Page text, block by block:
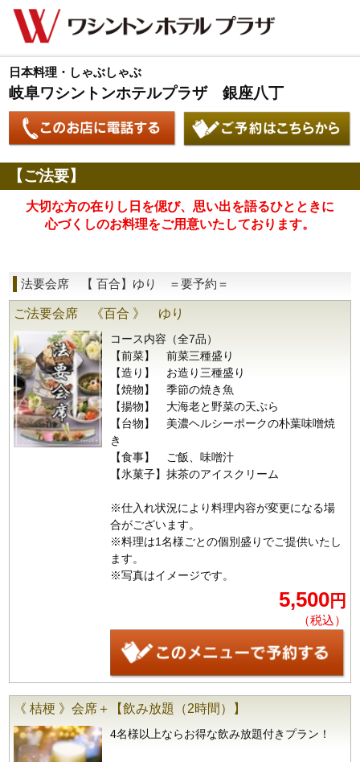
日本料理・しゃぶしゃぶ
岐阜ワシントンホテルプラザ 銀座八丁
【ご法要】
大切な方の在りし日を偲び、思い出を語るひとときに
心づくしのお料理をご用意いたしております。
法要会席 【 百合】ゆり ＝要予約＝
ご法要会席 《百合 》 ゆり
コース内容（全7品）
【前菜】 前菜三種盛り
【造り】 お造り三種盛り
【焼物】 季節の焼き魚
【揚物】 大海老と野菜の天ぷら
【台物】 美濃ヘルシーポークの朴葉味噌焼
き
【食事】 ご飯、味噌汁
【氷菓子】抹茶のアイスクリーム
※仕入れ状況により料理内容が変更になる場
合がございます。
※料理は1名様ごとの個別盛りでご提供いたし
ます。
※写真はイメージです。
5,500円
（税込）
《 桔梗 》会席＋【飲み放題（2時間）】
4名様以上ならお得な飲み放題付きプラン！